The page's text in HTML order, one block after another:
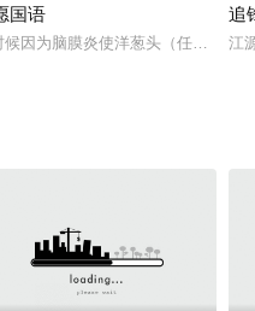
盛时期。时为第四代将军家纲（
国语
候因为脑膜炎使洋葱头（任贤齐 饰
追
江